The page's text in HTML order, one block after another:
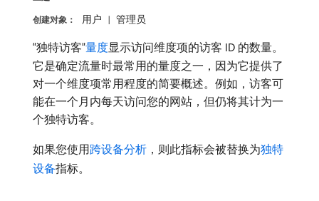
创建对象： 用户 管理员
“独特访客”量度显示访问维度项的访客 ID 的数量。
它是确定流量时最常用的量度之一，因为它提供了
对一个维度项常用程度的简要概述。例如，访客可
能在一个月内每天访问您的网站，但仍将其计为一
个独特访客。
如果您使用跨设备分析 ，则此指标会被替换为独特
设备指标。